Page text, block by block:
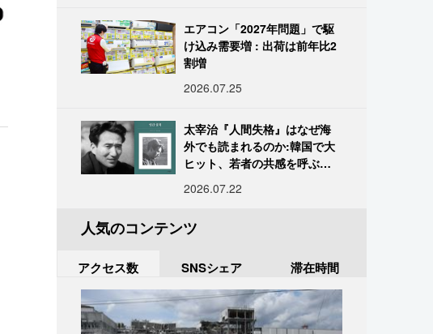
エアコン「2027年問題」で駆
け込み需要増 : 出荷は前年比2
割増
2026.07.25
太宰治『人間失格』はなぜ海
外でも読まれるのか:韓国で大
ヒット、若者の共感を呼ぶ
2026.07.22
人気のコンテンツ
アクセス数 SNSシェア 滞在時間